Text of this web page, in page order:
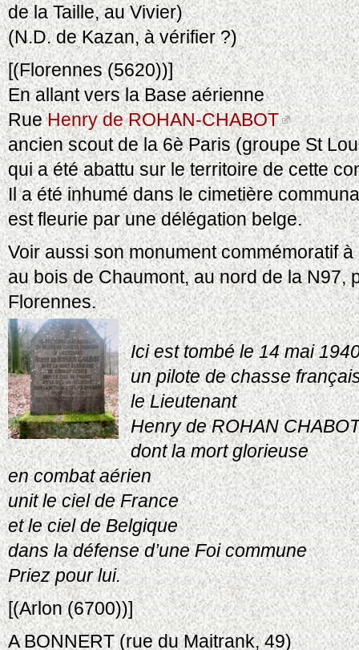
de la Taille, au Vivier)
(N.D. de Kazan, à vérifier ?)
[(Florennes (5620))]
En allant vers la Base aérienne
RueHenry de ROHAN-CHABOT
ancien scout de la 6è Paris (groupe St
qui a été abattu sur le territoire de cette
Il a été inhumé dans le cimetière
est fleurie par une délégation belge.
Voir aussi son monument commémoratif
au bois de Chaumont, au nord de la N97,
Florennes.
Ici est tombé le 14 mai
un pilote de chasse
le Lieutenant
Henry de ROHAN
dont la mort glorieuse
en combat aérien
unit le ciel de France
et le ciel de Belgique
dans la défense d’une Foi commune
Priez pour lui.
[(Arlon (6700))]
A BONNERT (rue du Maitrank, 49)